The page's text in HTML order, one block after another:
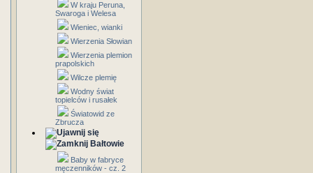
W kraju Peruna,
Swaroga i Welesa
Wieniec, wianki
Wierzenia Słowian
Wierzenia plemion
prapolskich
Wilcze plemię
Wodny świat
topielców i rusałek
Światowid ze
Zbrucza
Bałtowie
Baby w fabryce
męczenników - cz. 2